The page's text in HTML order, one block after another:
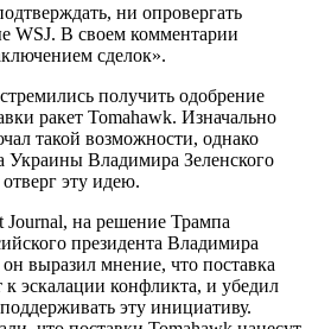
ни опровергать
WSJ. В своем комментарии
сделок».
получить одобрение
ракет Tomahawk. Изначально
такой возможности, однако
Украины Владимира Зеленского
эту идею.
на решение Трампа
президента Владимира
выразил мнение, что поставка
к эскалации конфликта, и убедил
эту инициативу.